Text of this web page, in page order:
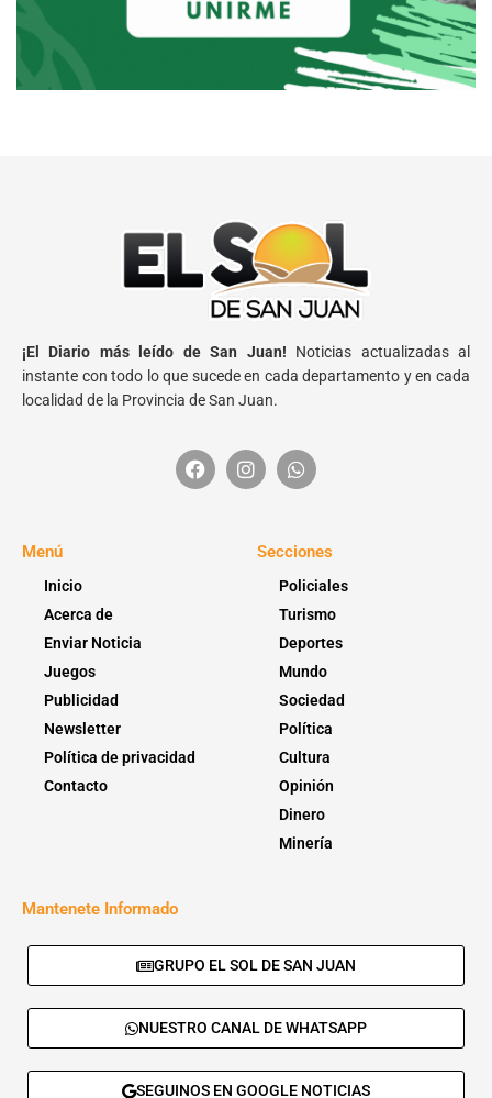
¡El Diario más leído de San Juan! Noticias actualizadas al
instante con todo lo que sucede en cada departamento y en cada
localidad de la Provincia de San Juan.
Menú
Inicio
Acerca de
Enviar Noticia
Juegos
Publicidad
Newsletter
Política de privacidad
Contacto
Secciones
Policiales
Turismo
Deportes
Mundo
Sociedad
Política
Cultura
Opinión
Dinero
Minería
Mantenete Informado
GRUPO EL SOL DE SAN JUAN
NUESTRO CANAL DE WHATSAPP
SEGUINOS EN GOOGLE NOTICIAS